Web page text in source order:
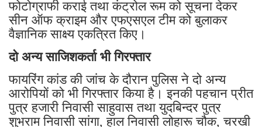
फोटोग्राफी कराई तथा कंट्रोल रूम को सूचना देकर
सीन ऑफ क्राइम और एफएसएल टीम को बुलाकर
वैज्ञानिक साक्ष्य एकत्रित किए।
दो अन्य साजिशकर्ता भी गिरफ्तार
फायरिंग कांड की जांच के दौरान पुलिस ने दो अन्य
आरोपियों को भी गिरफ्तार किया है। इनकी पहचान प्रीत
पुत्र हजारी निवासी साहुवास तथा युदबिन्दर पुत्र
शुभराम निवासी सांगा, हाल निवासी लोहारू चौक, चरखी